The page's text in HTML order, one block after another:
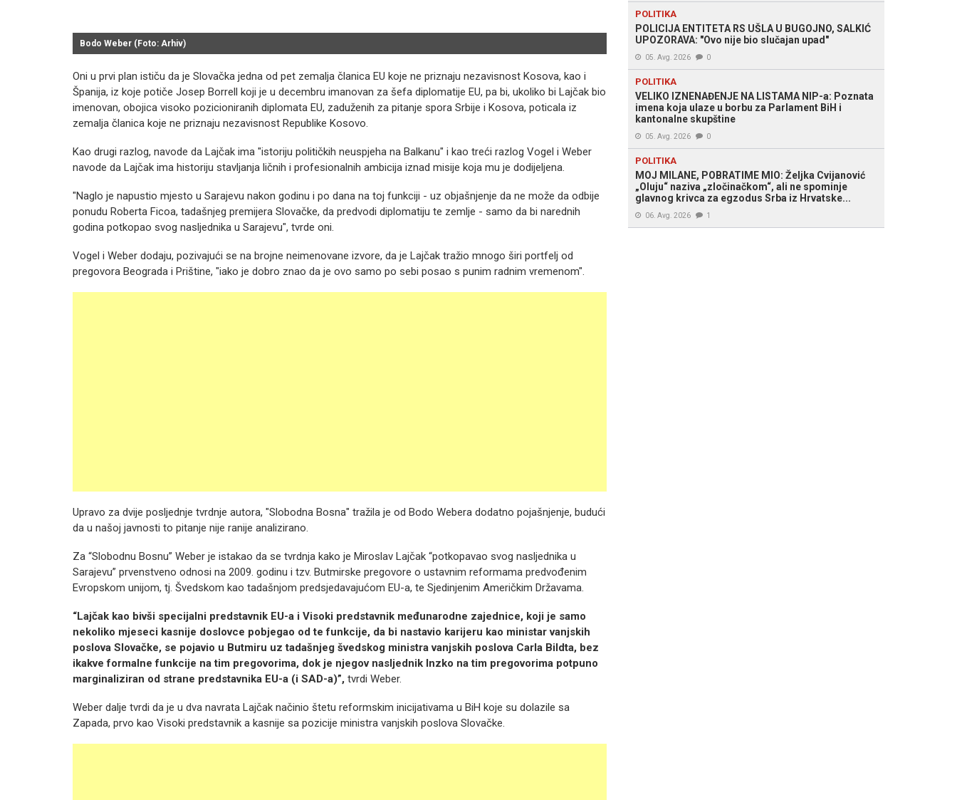
Bodo Weber (Foto: Arhiv) Miroslav Lajčak / Milorad Dodik (Foto: Arhiv)
Oni u prvi plan ističu da je Slovačka jedna od pet zemalja članica EU koje ne priznaju nezavisnost Kosova, kao i
Španija, iz koje potiče Josep Borrell koji je u decembru imanovan za šefa diplomatije EU, pa bi, ukoliko bi Lajčak bio
imenovan, obojica visoko pozicioniranih diplomata EU, zaduženih za pitanje spora Srbije i Kosova, poticala iz
zemalja članica koje ne priznaju nezavisnost Republike Kosovo.
Kao drugi razlog, navode da Lajčak ima "istoriju političkih neuspjeha na Balkanu" i kao treći razlog Vogel i Weber
navode da Lajčak ima historiju stavljanja ličnih i profesionalnih ambicija iznad misije koja mu je dodijeljena.
"Naglo je napustio mjesto u Sarajevu nakon godinu i po dana na toj funkciji - uz objašnjenje da ne može da odbije
ponudu Roberta Ficoa, tadašnjeg premijera Slovačke, da predvodi diplomatiju te zemlje - samo da bi narednih
godina potkopao svog nasljednika u Sarajevu", tvrde oni.
Vogel i Weber dodaju, pozivajući se na brojne neimenovane izvore, da je Lajčak tražio mnogo širi portfelj od
pregovora Beograda i Prištine, "iako je dobro znao da je ovo samo po sebi posao s punim radnim vremenom".
Upravo za dvije posljednje tvrdnje autora, "Slobodna Bosna" tražila je od Bodo Webera dodatno pojašnjenje, budući
da u našoj javnosti to pitanje nije ranije analizirano.
Za “Slobodnu Bosnu” Weber je istakao da se tvrdnja kako je Miroslav Lajčak “potkopavao svog nasljednika u
Sarajevu” prvenstveno odnosi na 2009. godinu i tzv. Butmirske pregovore o ustavnim reformama predvođenim
Evropskom unijom, tj. Švedskom kao tadašnjom predsjedavajućom EU-a, te Sjedinjenim Američkim Državama.
“Lajčak kao bivši specijalni predstavnik EU-a i Visoki predstavnik međunarodne zajednice, koji je samo
nekoliko mjeseci kasnije doslovce pobjegao od te funkcije, da bi nastavio karijeru kao ministar vanjskih
poslova Slovačke, se pojavio u Butmiru uz tadašnjeg švedskog ministra vanjskih poslova Carla Bildta, bez
ikakve formalne funkcije na tim pregovorima, dok je njegov nasljednik Inzko na tim pregovorima potpuno
marginaliziran od strane predstavnika EU-a (i SAD-a)”, tvrdi Weber.
Weber dalje tvrdi da je u dva navrata Lajčak načinio štetu reformskim inicijativama u BiH koje su dolazile sa
Zapada, prvo kao Visoki predstavnik a kasnije sa pozicije ministra vanjskih poslova Slovačke.
POLITIKA
POLICIJA ENTITETA RS UŠLA U BUGOJNO, SALKIĆ
UPOZORAVA: "Ovo nije bio slučajan upad"
05. Avg. 2026 0
POLITIKA
VELIKO IZNENAĐENJE NA LISTAMA NIP-a: Poznata
imena koja ulaze u borbu za Parlament BiH i
kantonalne skupštine
05. Avg. 2026 0
POLITIKA
MOJ MILANE, POBRATIME MIO: Željka Cvijanović
„Oluju“ naziva „zločinačkom“, ali ne spominje
glavnog krivca za egzodus Srba iz Hrvatske...
06. Avg. 2026 1